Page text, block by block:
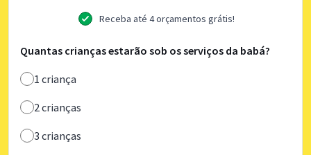
Receba até 4 orçamentos grátis!
Quantas crianças estarão sob os serviços da babá?
1 criança
2 crianças
3 crianças